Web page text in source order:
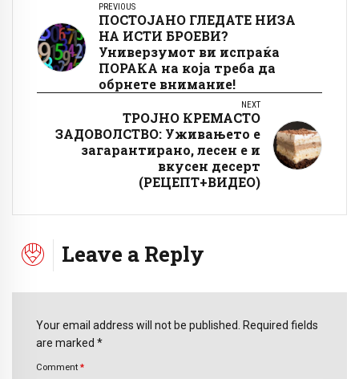
PREVIOUS
ПОСТОЈАНО ГЛЕДАТЕ НИЗА
НА ИСТИ БРОЕВИ?
Универзумот ви испраќа
ПОРАКА на која треба да
обрнете внимание!
NEXT
ТРОЈНО КРЕМАСТО
ЗАДОВОЛСТВО: Уживањето е
загарантирано, лесен е и
вкусен десерт
(РЕЦЕПТ+ВИДЕО)
Leave a Reply
Your email address will not be published. Required fields
are marked *
Comment *